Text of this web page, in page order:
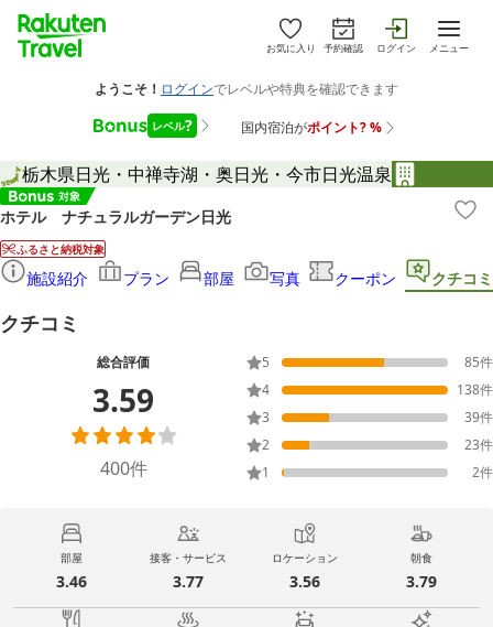
お気に入り 予約確認 ログイン メニュー
栃木県日光・中禅寺湖・奥日光・今市日光温泉
ホテル ナチュラルガーデン日光
ふるさと納税対象
施設紹介 プラン 部屋 写真 クーポン クチコミ
クチコミ
総合評価
3.59
400件
5 85件
4
138件
3
39件
2
23件
1
2件
部屋
3.46
接客・サービス
3.77
ロケーション
3.56
朝食
3.79